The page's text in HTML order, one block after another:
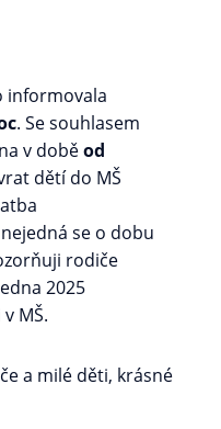
informovala
. Se souhlasem
v doběod
dětí do MŠ
se o dobu
rodiče
2025
MŠ.
a milé děti, krásné